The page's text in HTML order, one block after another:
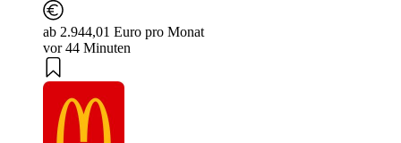
ab 2.944,01 Euro pro Monat
vor 44 Minuten